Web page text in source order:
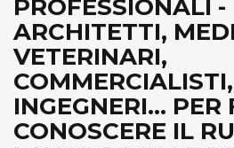
PROFESSIONALI -
ARCHITETTI,
VETERINARI,
COMMERCIALISTI,
INGEGNERI... PER
CONOSCERE IL